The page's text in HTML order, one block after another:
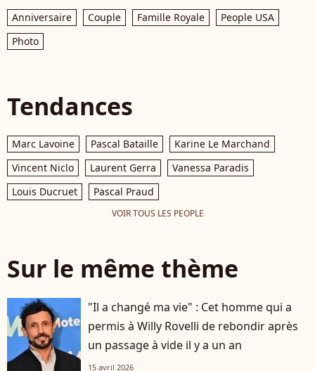
Anniversaire Couple Famille Royale
People USA
Photo
Tendances
Marc Lavoine Pascal Bataille
Karine Le Marchand
Vincent Niclo
Laurent Gerra
Vanessa Paradis
Louis Ducruet
Pascal Praud
VOIR TOUS LES PEOPLE
Sur le même thème
"Il a changé ma vie" : Cet homme qui a
permis à Willy Rovelli de rebondir après
un passage à vide il y a un an
15 avril 2026